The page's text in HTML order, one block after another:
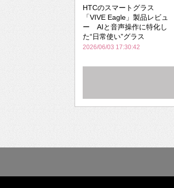
HTCのスマートグラス
「VIVE Eagle」製品レビュ
ー AIと音声操作に特化し
た“日常使い”グラス
2026/06/03 17:30:42